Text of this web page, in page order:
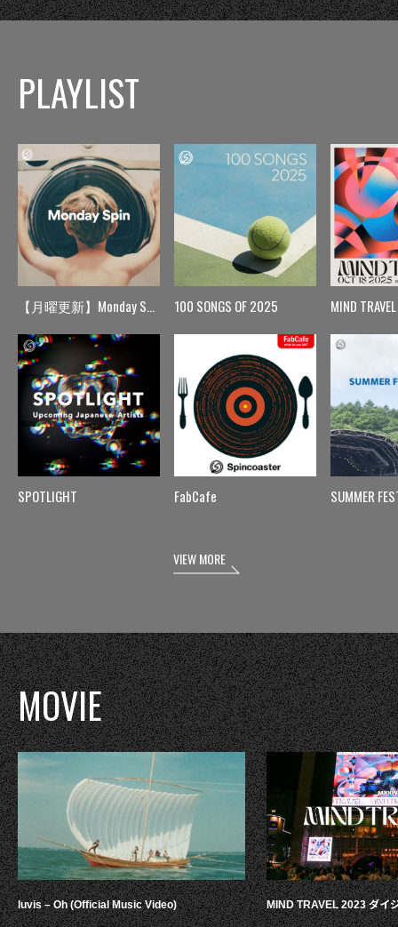
PLAYLIST
【月曜更新】Monday Spin
SPOTLIGHT
100 SONGS OF 2025
FabCafe
MIND TRAVEL
SUMMER
VIEW MORE
MOVIE
luvis – Oh (Official Music Video) MIND TRAVEL 2023 ダイ